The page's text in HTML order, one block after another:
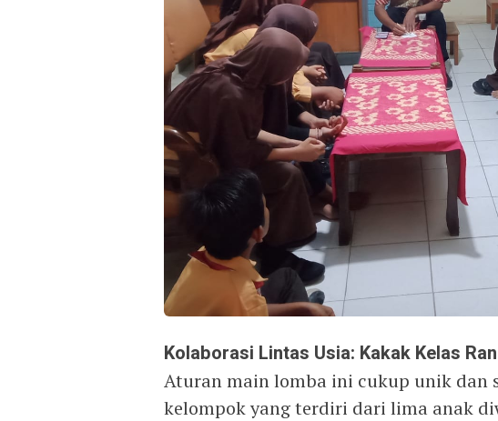
Kolaborasi Lintas Usia: Kakak Kelas
Aturan main lomba ini cukup unik dan
kelompok yang terdiri dari lima anak